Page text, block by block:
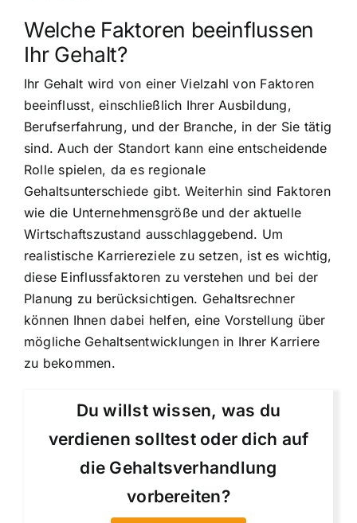
Welche Faktoren beeinflussen
Ihr Gehalt?
Ihr Gehalt wird von einer Vielzahl von Faktoren
beeinflusst, einschließlich Ihrer Ausbildung,
Berufserfahrung, und der Branche, in der Sie tätig
sind. Auch der Standort kann eine entscheidende
Rolle spielen, da es regionale
Gehaltsunterschiede gibt. Weiterhin sind Faktoren
wie die Unternehmensgröße und der aktuelle
Wirtschaftszustand ausschlaggebend. Um
realistische Karriereziele zu setzen, ist es wichtig,
diese Einflussfaktoren zu verstehen und bei der
Planung zu berücksichtigen. Gehaltsrechner
können Ihnen dabei helfen, eine Vorstellung über
mögliche Gehaltsentwicklungen in Ihrer Karriere
zu bekommen.
Du willst wissen, was du
verdienen solltest oder dich auf
die Gehaltsverhandlung
vorbereiten?